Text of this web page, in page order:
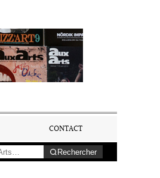
CONTACT
Rechercher